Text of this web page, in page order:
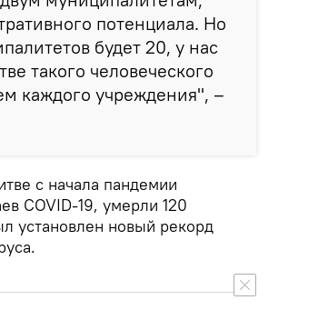
потенциала. Но
будет 20, у нас
такого человеческого
каждого учреждения", –
с начала пандемии
COVID-19, умерли 120
установлен новый рекорд